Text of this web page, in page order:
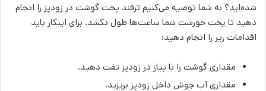
شده‌اید؟ به شما توصیه می‌کنیم ترفند پخت گوشت در زودپز را انجام
دهید تا پخت خورشت شما ساعت‌ها طول نکشد. برای اینکار باید
اقدامات زیر را انجام دهید:
مقداری گوشت را با پیاز در زودپز تفت دهید.
مقداری آب جوش داخل زودپز بریزید.